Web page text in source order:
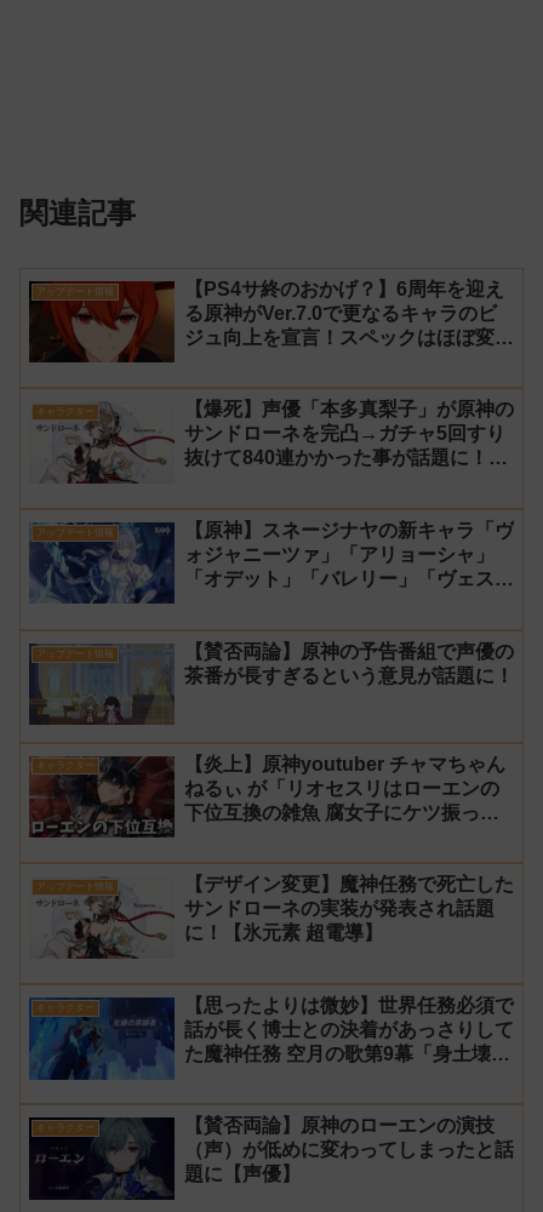
関連記事
アップデート情報
【PS4サ終のおかげ？】6周年を迎え
る原神がVer.7.0で更なるキャラのビ
ジュ向上を宣言！スペックはほぼ変わ
キャラクター
【爆死】声優「本多真梨子」が原神の
サンドローネを完凸→ガチャ5回すり
抜けて840連かかった事が話題に！
アップデート情報
【原神】スネージナヤの新キャラ「ヴ
ォジャニーツァ」「アリョーシャ」
「オデット」「バレリー」「ヴェス
「アナスターシャ・フョードロヴナ・
スネージナヤ」が一斉に発表！【声優
氷神 第10位】
アップデート情報
【賛否両論】原神の予告番組で声優の
茶番が長すぎるという意見が話題に！
キャラクター
【炎上】原神youtuber チャマちゃん
ねるぃ が「リオセスリはローエンの
下位互換の雑魚 腐女子にケツ振って
アップデート情報
【デザイン変更】魔神任務で死亡した
サンドローネの実装が発表され話題
に！【氷元素 超電導】
キャラクター
【思ったよりは微妙】世界任務必須で
話が長く博士との決着があっさりして
た魔神任務 空月の歌第9幕「身土壊
プラーナ」感想
キャラクター
【賛否両論】原神のローエンの演技
（声）が低めに変わってしまったと話
題に【声優】